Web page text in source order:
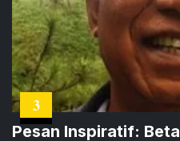
3
Pesan Inspiratif: